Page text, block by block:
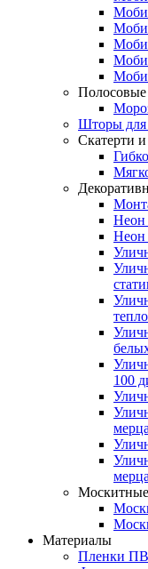
Шторы для
Скатерти
Неон
Неон
100
Москитные
Материалы
Пленки